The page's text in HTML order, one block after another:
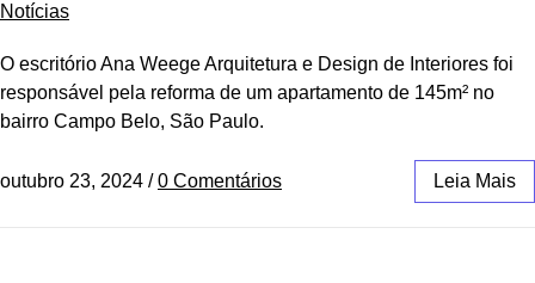
Notícias
O escritório Ana Weege Arquitetura e Design de Interiores foi
responsável pela reforma de um apartamento de 145m² no
bairro Campo Belo, São Paulo.
outubro 23, 2024 / 0 Comentários Leia Mais